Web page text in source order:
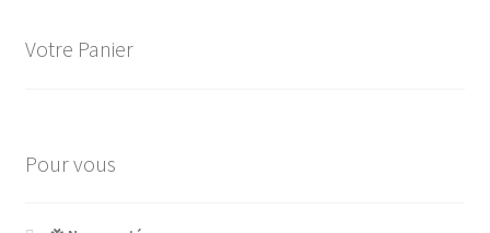
Votre Panier
Pour vous